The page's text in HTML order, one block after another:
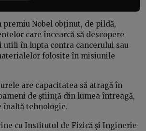
premiu Nobel obținut, de pildă,
care încearcă să descopere
în lupta contra cancerului sau
folosite în misiunile
are capacitatea să atragă în
de știință din lumea întreagă,
înaltă tehnologie.
cu Institutul de Fizică și Inginerie